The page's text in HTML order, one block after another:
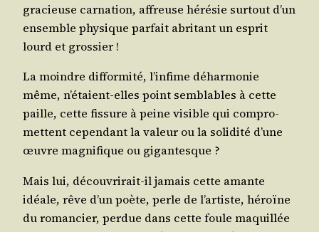
gra­cieuse car­na­tion, affreuse héré­sie sur­tout d’un
ensemble phy­sique par­fait abri­tant un esprit
lourd et grossier !
La moindre dif­for­mi­té, l’in­fime déhar­mo­nie
même, n’é­taient-elles point sem­blables à cette
paille, cette fis­sure à peine visible qui com­pro­
mettent cepen­dant la valeur ou la soli­di­té d’une
œuvre magni­fique ou gigantesque ?
Mais lui, décou­vri­rait-il jamais cette amante
idéale, rêve d’un poète, perle de l’ar­tiste, héroïne
du roman­cier, per­due dans cette foule maquillée